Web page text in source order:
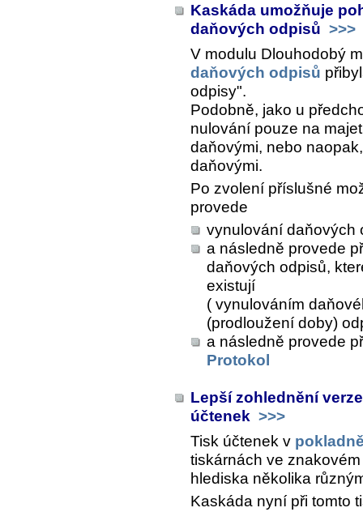
Kaskáda umožňuje
daňových odpisů >>>
V modulu Dlouhodobý
daňových odpisů
odpisy".
Podobně, jako u
nulování pouze na
daňovými, nebo
daňovými.
Po zvolení příslušné
provede
vynulování daňových
a následně provede
daňových odpisů,
existují
( vynulováním
(prodloužení doby)
a následně provede
Protokol
Lepší zohlednění
účtenek >>>
Tisk účtenek v
tiskárnách ve
hlediska několika
Kaskáda nyní při tomto